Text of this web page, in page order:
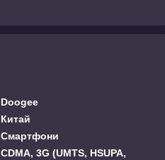
Doogee
Китай
Смартфони
CDMA, 3G (UMTS, HSUPA,